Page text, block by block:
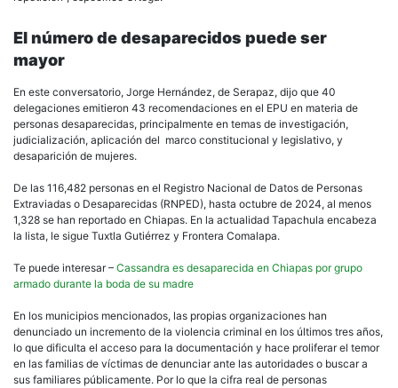
El número de desaparecidos puede ser
mayor
En este conversatorio, Jorge Hernández, de Serapaz, dijo que 40
delegaciones emitieron 43 recomendaciones en el EPU en materia de
personas desaparecidas, principalmente en temas de investigación,
judicialización, aplicación del marco constitucional y legislativo, y
desaparición de mujeres.
De las 116,482 personas en el Registro Nacional de Datos de Personas
Extraviadas o Desaparecidas (RNPED), hasta octubre de 2024, al menos
1,328 se han reportado en Chiapas. En la actualidad Tapachula encabeza
la lista, le sigue Tuxtla Gutiérrez y Frontera Comalapa.
Te puede interesar – Cassandra es desaparecida en Chiapas por grupo
armado durante la boda de su madre
En los municipios mencionados, las propias organizaciones han
denunciado un incremento de la violencia criminal en los últimos tres años,
lo que dificulta el acceso para la documentación y hace proliferar el temor
en las familias de víctimas de denunciar ante las autoridades o buscar a
sus familiares públicamente. Por lo que la cifra real de personas